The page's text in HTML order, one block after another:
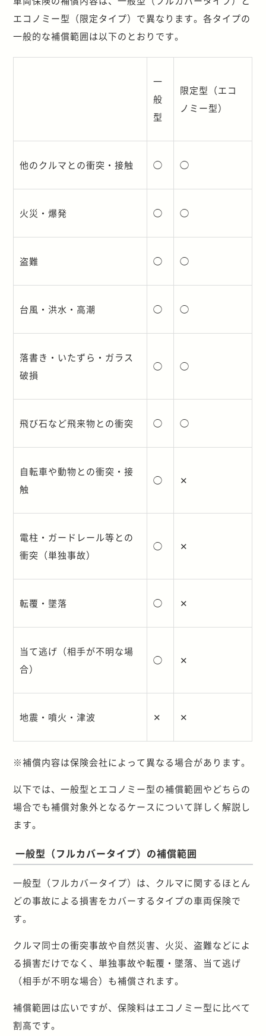
エコノミー型（限定タイプ）で異なります。各タイプの
一般的な補償範囲は以下のとおりです。
一
般
型
限定型（エコ
ノミー型）
他のクルマとの衝突・接触 ◯ ◯
火災・爆発 ◯ ◯
盗難 ◯ ◯
台風・洪水・高潮 ◯ ◯
落書き・いたずら・ガラス
破損
◯ ◯
飛び石など飛来物との衝突 ◯ ◯
自転車や動物との衝突・接
触
◯ ✕
電柱・ガードレール等との
衝突（単独事故）
◯ ✕
転覆・墜落 ◯ ✕
当て逃げ（相手が不明な場
合）
◯ ✕
地震・噴火・津波 ✕ ✕
※補償内容は保険会社によって異なる場合があります。
以下では、一般型とエコノミー型の補償範囲やどちらの
場合でも補償対象外となるケースについて詳しく解説し
ます。
一般型（フルカバータイプ）の補償範囲
一般型（フルカバータイプ）は、クルマに関するほとん
どの事故による損害をカバーするタイプの車両保険で
す。
クルマ同士の衝突事故や自然災害、火災、盗難などによ
る損害だけでなく、単独事故や転覆・墜落、当て逃げ
（相手が不明な場合）も補償されます。
補償範囲は広いですが、保険料はエコノミー型に比べて
割高です。